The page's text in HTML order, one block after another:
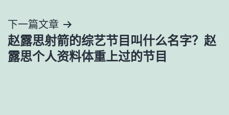
航
下一篇文章
赵露思射箭的综艺节目叫什么名字？赵
露思个人资料体重上过的节目